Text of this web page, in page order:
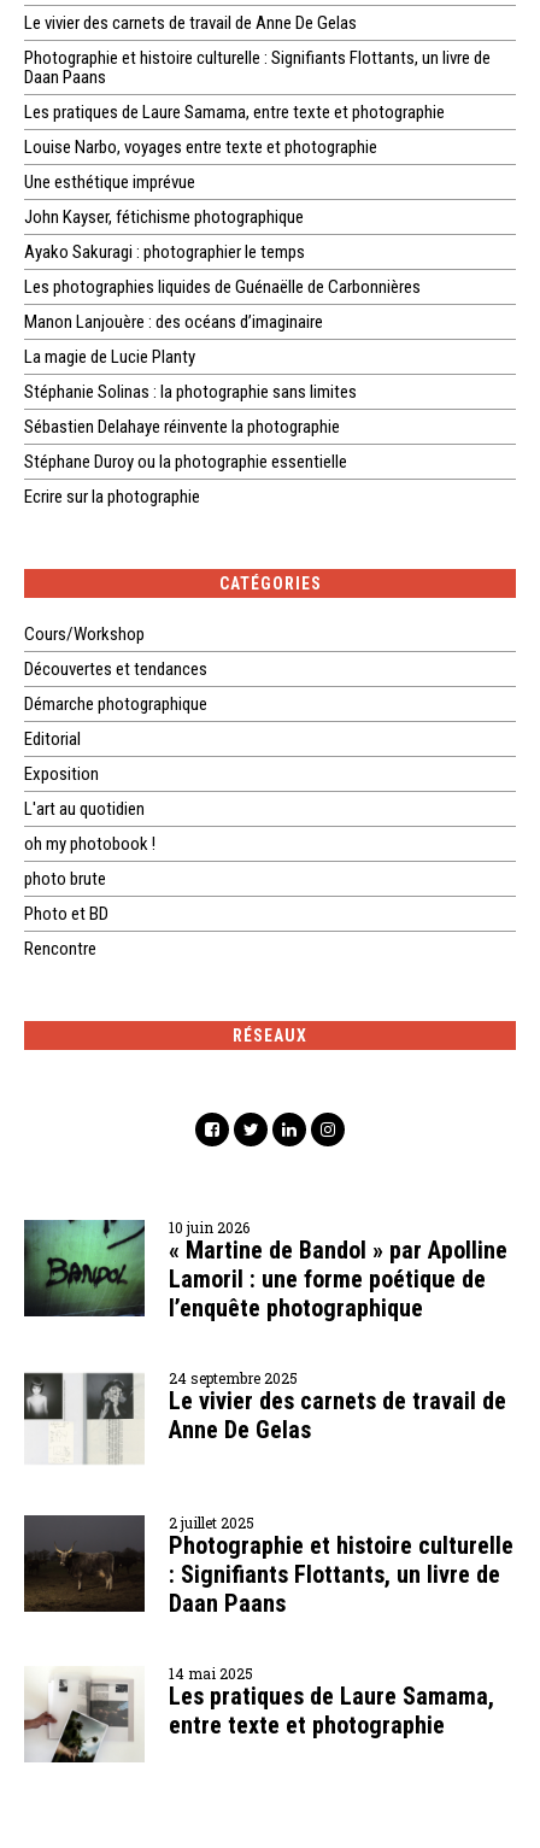
Le vivier des carnets de travail de Anne De Gelas
Photographie et histoire culturelle : Signifiants Flottants, un livre de
Daan Paans
Les pratiques de Laure Samama, entre texte et photographie
Louise Narbo, voyages entre texte et photographie
Une esthétique imprévue
John Kayser, fétichisme photographique
Ayako Sakuragi : photographier le temps
Les photographies liquides de Guénaëlle de Carbonnières
Manon Lanjouère : des océans d’imaginaire
La magie de Lucie Planty
Stéphanie Solinas : la photographie sans limites
Sébastien Delahaye réinvente la photographie
Stéphane Duroy ou la photographie essentielle
Ecrire sur la photographie
CATÉGORIES
Cours/Workshop
Découvertes et tendances
Démarche photographique
Editorial
Exposition
L'art au quotidien
oh my photobook !
photo brute
Photo et BD
Rencontre
RÉSEAUX
10 juin 2026
« Martine de Bandol » par Apolline
Lamoril : une forme poétique de
l’enquête photographique
24 septembre 2025
Le vivier des carnets de travail de
Anne De Gelas
2 juillet 2025
Photographie et histoire culturelle
: Signifiants Flottants, un livre de
Daan Paans
14 mai 2025
Les pratiques de Laure Samama,
entre texte et photographie